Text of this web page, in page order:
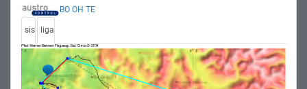
BO OH TE
sis liga